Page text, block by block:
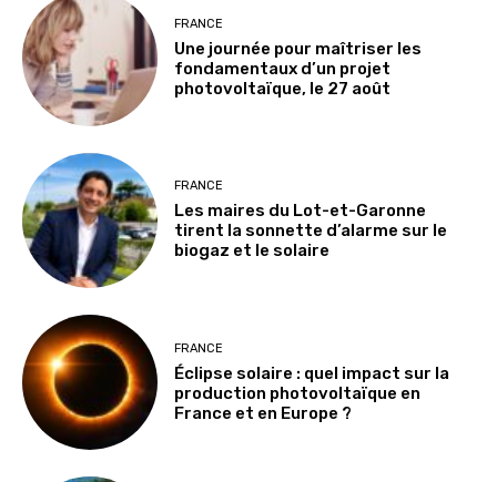
FRANCE
Une journée pour maîtriser les
fondamentaux d’un projet
photovoltaïque, le 27 août
FRANCE
Les maires du Lot-et-Garonne
tirent la sonnette d’alarme sur le
biogaz et le solaire
FRANCE
Éclipse solaire : quel impact sur la
production photovoltaïque en
France et en Europe ?